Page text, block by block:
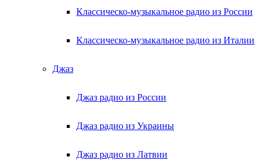
Классическо-музыкальное радио из России
Классическо-музыкальное радио из Италии
Джаз
Джаз радио из России
Джаз радио из Украины
Джаз радио из Латвии